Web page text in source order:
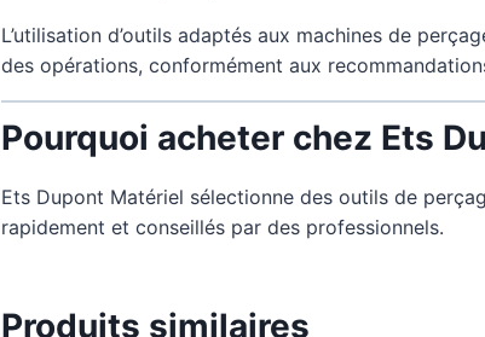
L’utilisation d’outils adaptés aux machines de
des opérations, conformément aux
Pourquoi acheter chez Ets
Ets Dupont Matériel sélectionne des outils de
rapidement et conseillés par des professionnels.
Produits similaires